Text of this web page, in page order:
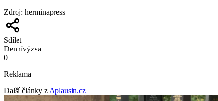
Zdroj: herminapress
Sdílet
Dennívýzva
0
Reklama
Další články z Aplausin.cz